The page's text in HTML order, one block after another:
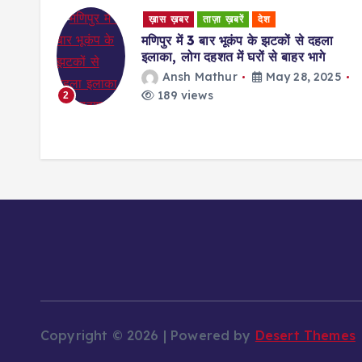
2
ख़ास ख़बर ताज़ा ख़बरें देश
मणिपुर में 3 बार भूकंप के झटकों से दहला
इलाका, लोग दहशत में घरों से बाहर भागे
Ansh Mathur
May 28, 2025
189 views
Copyright © 2026 | Powered by Desert Themes